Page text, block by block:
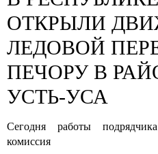
ОТКРЫЛИ
ЛЕДОВОЙ
ПЕЧОРУ В
УСТЬ-УСА
Сегодня работы
комиссия